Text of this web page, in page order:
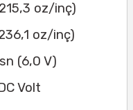
oz/inç)
oz/inç)
(6,0 V)
Volt